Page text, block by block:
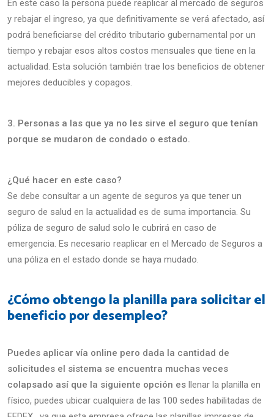
En este caso la persona puede reaplicar al mercado de seguros
y rebajar el ingreso, ya que definitivamente se verá afectado, así
podrá beneficiarse del crédito tributario gubernamental por un
tiempo y rebajar esos altos costos mensuales que tiene en la
actualidad. Esta solución también trae los beneficios de obtener
mejores deducibles y copagos.
3. Personas a las que ya no les sirve el seguro que tenían
porque se mudaron de condado o estado.
¿Qué hacer en este caso?
Se debe consultar a un agente de seguros ya que tener un
seguro de salud en la actualidad es de suma importancia. Su
póliza de seguro de salud solo le cubrirá en caso de
emergencia. Es necesario reaplicar en el Mercado de Seguros a
una póliza en el estado donde se haya mudado.
¿Cómo obtengo la planilla para solicitar el
beneficio por desempleo?
Puedes aplicar vía online pero dada la cantidad de
solicitudes el sistema se encuentra muchas veces
colapsado así que la siguiente opción es llenar la planilla en
físico, puedes ubicar cualquiera de las 100 sedes habilitadas de